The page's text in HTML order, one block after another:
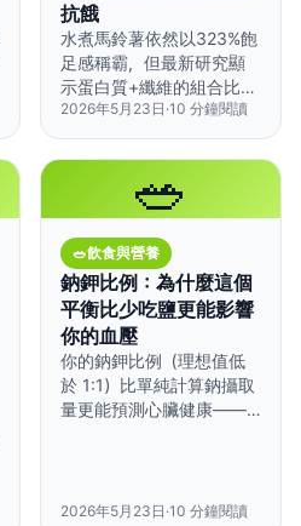
抗餓
水煮馬鈴薯依然以323%飽
足感稱霸，但最新研究顯
示蛋白質+纖維的組合比單
一食物更能維持整天的飽
足感。
2026年5月23日 ·10 分鐘閱讀
🥗
🥗飲食與營養
鈉鉀比例：為什麼這個
平衡比少吃鹽更能影響
你的血壓
你的鈉鉀比例（理想值低
於 1:1）比單純計算鈉攝取
量更能預測心臟健康——
2026年5月23日 ·10 分鐘閱讀